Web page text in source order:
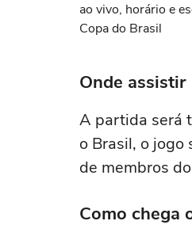
ao vivo, horário e
Copa do Brasil
Onde assistir
A partida será
o Brasil, o jogo
de membros
Como chega